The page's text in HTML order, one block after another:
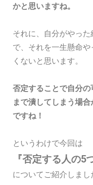
かと思いますね。
それに、自分がやっ
で、それを一生懸命
くないと思います。
否定することで自分
まで潰してしまう場
ですね！
というわけで今回は
『否定する人の5
についてご紹介しまし